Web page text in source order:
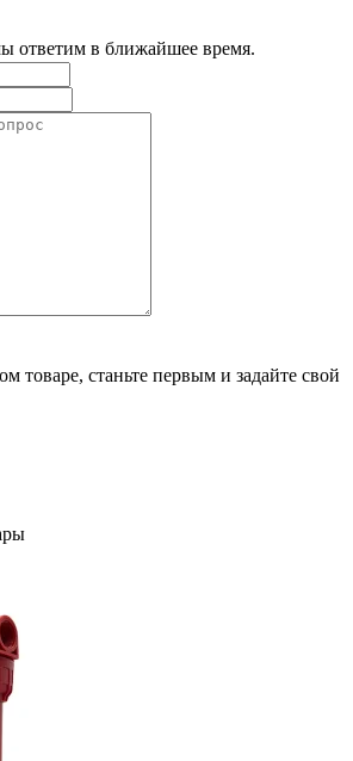
ответим в ближайшее время.
товаре, станьте первым и задайте свой